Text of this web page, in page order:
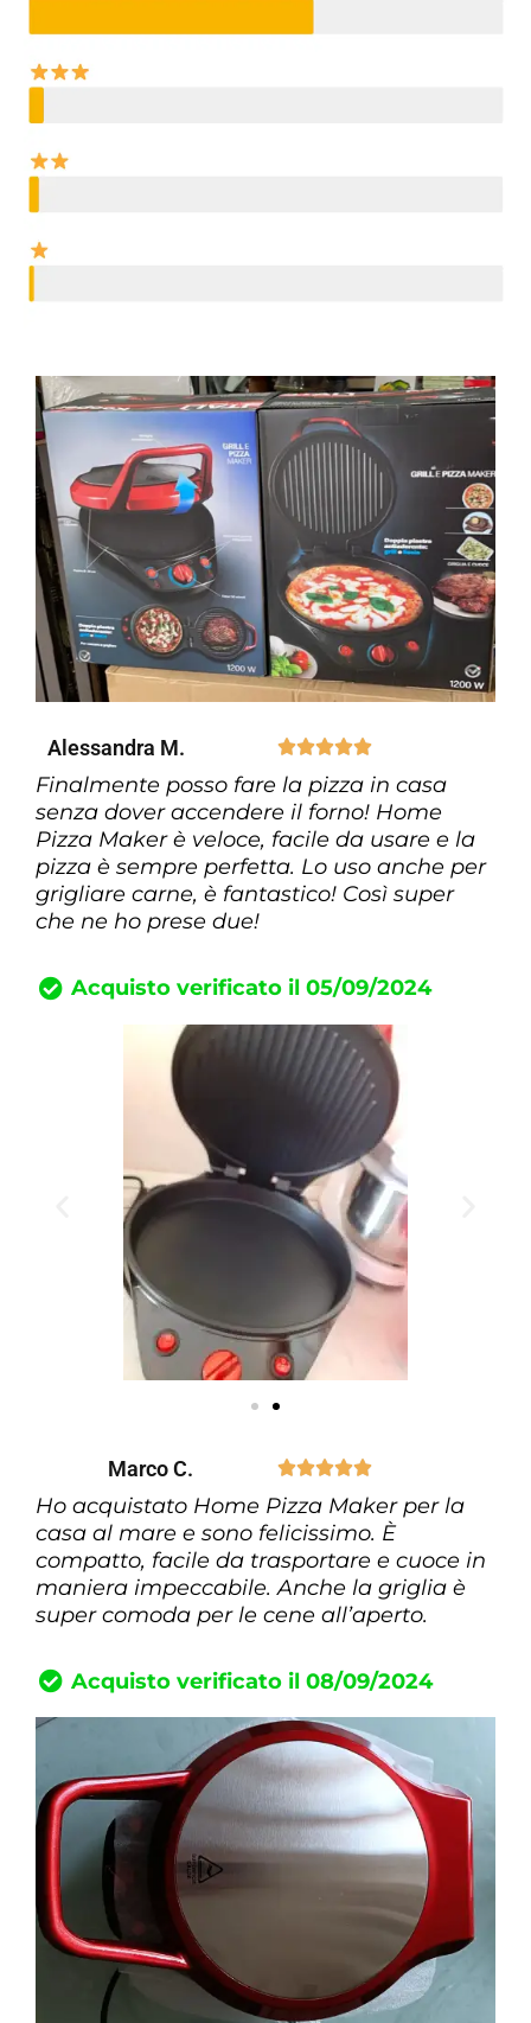
Alessandra M. 
Finalmente posso fare la pizza in casa
senza dover accendere il forno! Home
Pizza Maker è veloce, facile da usare e la
pizza è sempre perfetta. Lo uso anche per
grigliare carne, è fantastico! Così super
che ne ho prese due!
Acquisto verificato il 05/09/2024
Marco C. 
Ho acquistato Home Pizza Maker per la
casa al mare e sono felicissimo. È
compatto, facile da trasportare e cuoce in
maniera impeccabile. Anche la griglia è
super comoda per le cene all’aperto.
Acquisto verificato il 08/09/2024